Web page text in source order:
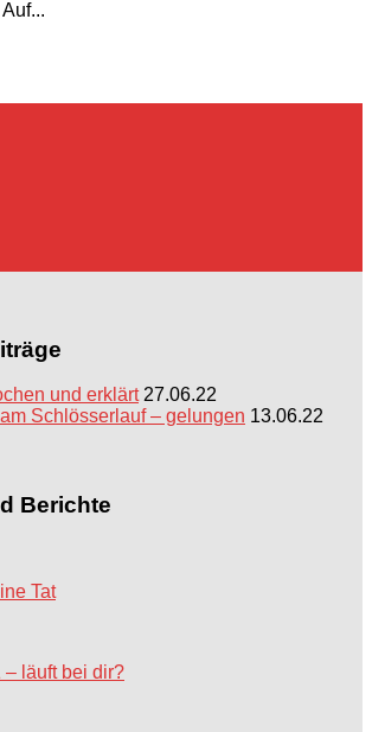
und erklärt 27.06.22
Schlösserlauf – gelungen 13.06.22
Berichte
Tat
– läuft bei dir?